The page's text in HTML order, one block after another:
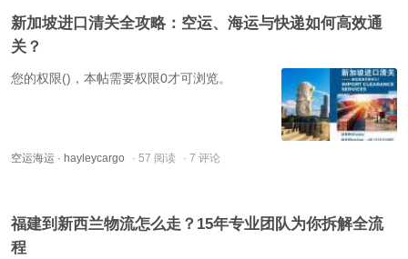
新加坡进口清关全攻略：空运、海运与快递如何高效通
关？
您的权限()，本帖需要权限0才可浏览。
空运海运 · hayleycargo · 57 阅读 · 7 评论
福建到新西兰物流怎么走？15年专业团队为你拆解全流
程